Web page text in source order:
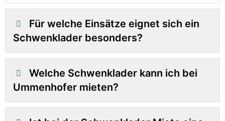
Für welche Einsätze eignet sich ein
Schwenklader besonders?
Welche Schwenklader kann ich bei
Ummenhofer mieten?